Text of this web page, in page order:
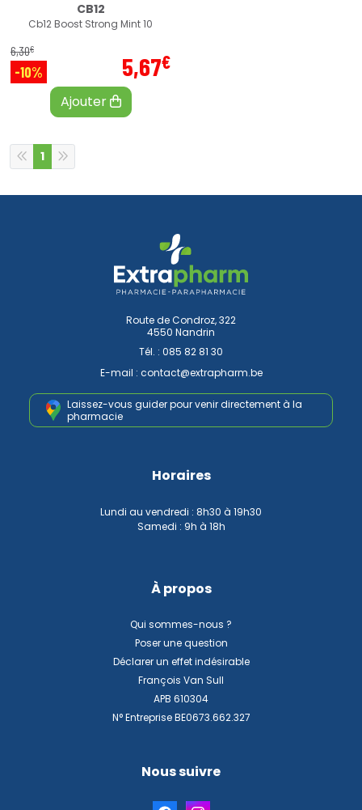
CB12
Cb12 Boost Strong Mint 10
6,30€
-10% 5,67€
Ajouter
1
Route de Condroz, 322
4550 Nandrin
Tél. : 085 82 81 30
E-mail : contact@extrapharm.be
Laissez-vous guider pour venirdirectement à la
pharmacie
Horaires
Lundi au vendredi : 8h30 à 19h30
Samedi : 9h à 18h
À propos
Qui sommes-nous ?
Poser une question
Déclarer un effet indésirable
François Van Sull
APB 610304
N° Entreprise BE0673.662.327
Nous suivre